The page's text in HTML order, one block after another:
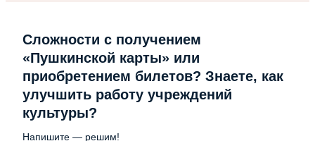
Сложности с получением
«Пушкинской карты» или
приобретением билетов? Знаете, как
улучшить работу учреждений
культуры?
Напишите — решим!